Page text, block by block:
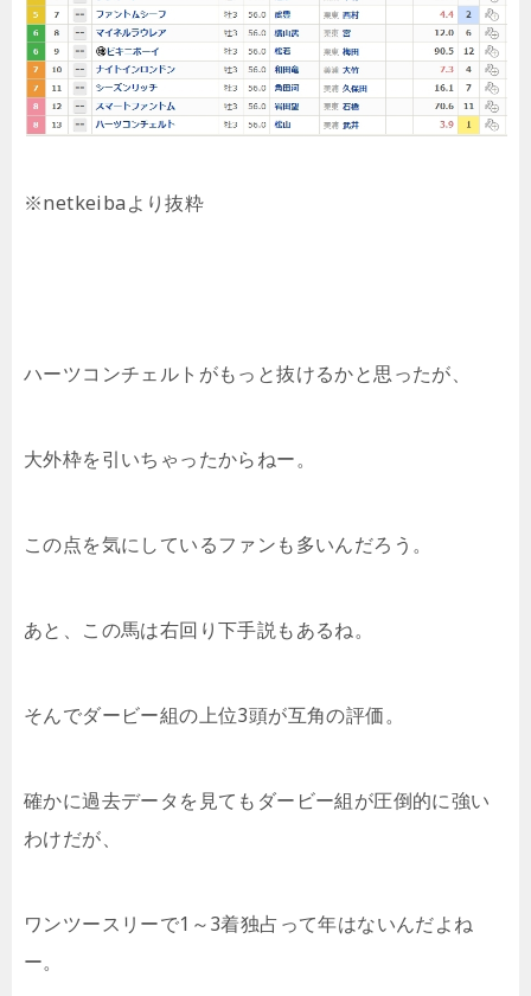
※netkeibaより抜粋
ハーツコンチェルトがもっと抜けるかと思ったが、
大外枠を引いちゃったからねー。
この点を気にしているファンも多いんだろう。
あと、この馬は右回り下手説もあるね。
そんでダービー組の上位3頭が互角の評価。
確かに過去データを見てもダービー組が圧倒的に強い
わけだが、
ワンツースリーで1～3着独占って年はないんだよね
ー。